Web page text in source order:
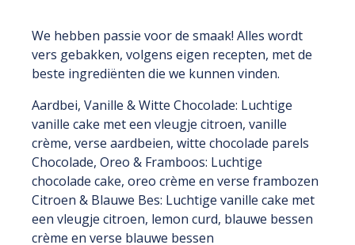
We hebben passie voor de smaak! Alles wordt
vers gebakken, volgens eigen recepten, met de
beste ingrediënten die we kunnen vinden.
Aardbei, Vanille & Witte Chocolade: Luchtige
vanille cake met een vleugje citroen, vanille
crème, verse aardbeien, witte chocolade parels
Chocolade, Oreo & Framboos: Luchtige
chocolade cake, oreo crème en verse frambozen
Citroen & Blauwe Bes: Luchtige vanille cake met
een vleugje citroen, lemon curd, blauwe bessen
crème en verse blauwe bessen